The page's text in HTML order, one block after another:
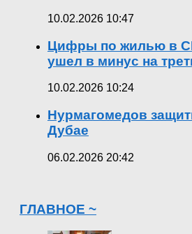
10.02.2026 10:47
Цифры по жилью в
ушел в минус на
10.02.2026 10:24
Нурмагомедов
Дубае
06.02.2026 20:42
ГЛАВНОЕ ~